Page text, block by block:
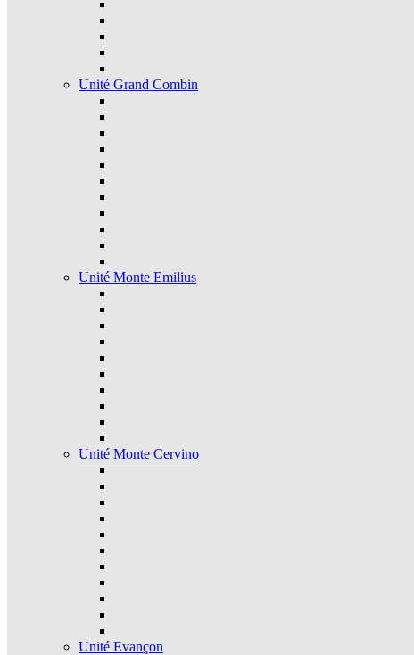
Unité Grand Combin
Unité Monte Emilius
Unité Monte Cervino
Unité Evançon